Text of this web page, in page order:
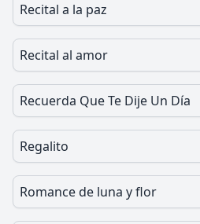
Recital a la paz
Recital al amor
Recuerda Que Te Dije Un Día
Regalito
Romance de luna y flor